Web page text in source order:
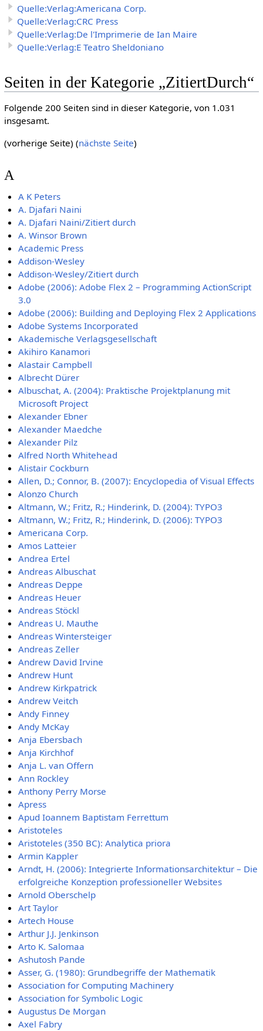
Quelle:Verlag:Americana Corp.
Quelle:Verlag:CRC Press
Quelle:Verlag:De l'Imprimerie de Ian Maire
Quelle:Verlag:E Teatro Sheldoniano
Seiten in der Kategorie „ZitiertDurch“
Folgende 200 Seiten sind in dieser Kategorie, von 1.031
insgesamt.
(vorherige Seite) (nächste Seite)
A
A K Peters
A. Djafari Naini
A. Djafari Naini/Zitiert durch
A. Winsor Brown
Academic Press
Addison-Wesley
Addison-Wesley/Zitiert durch
Adobe (2006): Adobe Flex 2 – Programming ActionScript
3.0
Adobe (2006): Building and Deploying Flex 2 Applications
Adobe Systems Incorporated
Akademische Verlagsgesellschaft
Akihiro Kanamori
Alastair Campbell
Albrecht Dürer
Albuschat, A. (2004): Praktische Projektplanung mit
Microsoft Project
Alexander Ebner
Alexander Maedche
Alexander Pilz
Alfred North Whitehead
Alistair Cockburn
Allen, D.; Connor, B. (2007): Encyclopedia of Visual Effects
Alonzo Church
Altmann, W.; Fritz, R.; Hinderink, D. (2004): TYPO3
Altmann, W.; Fritz, R.; Hinderink, D. (2006): TYPO3
Americana Corp.
Amos Latteier
Andrea Ertel
Andreas Albuschat
Andreas Deppe
Andreas Heuer
Andreas Stöckl
Andreas U. Mauthe
Andreas Wintersteiger
Andreas Zeller
Andrew David Irvine
Andrew Hunt
Andrew Kirkpatrick
Andrew Veitch
Andy Finney
Andy McKay
Anja Ebersbach
Anja Kirchhof
Anja L. van Offern
Ann Rockley
Anthony Perry Morse
Apress
Apud Ioannem Baptistam Ferrettum
Aristoteles
Aristoteles (350 BC): Analytica priora
Armin Kappler
Arndt, H. (2006): Integrierte Informationsarchitektur – Die
erfolgreiche Konzeption professioneller Websites
Arnold Oberschelp
Art Taylor
Artech House
Arthur J.J. Jenkinson
Arto K. Salomaa
Ashutosh Pande
Asser, G. (1980): Grundbegriffe der Mathematik
Association for Computing Machinery
Association for Symbolic Logic
Augustus De Morgan
Axel Fabry